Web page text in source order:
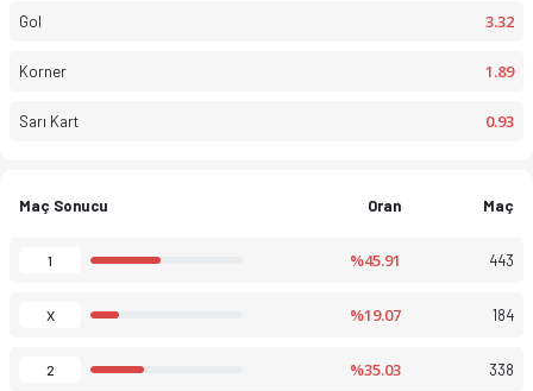
Gol 3.32
Korner 1.89
Sarı Kart 0.93
Maç Sonucu Oran Maç
1 %45.91 443
X %19.07 184
2 %35.03 338